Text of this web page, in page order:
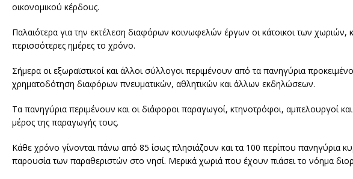
οικονομικού κέρδους.
Παλαιότερα για την εκτέλεση διαφόρων κοινωφελών έργων οι κάτοικοι των
περισσότερες ημέρες το χρόνο.
Σήμερα οι εξωραϊστικοί και άλλοι σύλλογοι περιμένουν από τα πανηγύρια
χρηματοδότηση διαφόρων πνευματικών, αθλητικών και άλλων εκδηλώσεων.
Τα πανηγύρια περιμένουν και οι διάφοροι παραγωγοί, κτηνοτρόφοι, αμπελουργοί
μέρος της παραγωγής τους.
Κάθε χρόνο γίνονται πάνω από 85 ίσως πλησιάζουν και τα 100 περίπου πανηγύρια
παρουσία των παραθεριστών στο νησί. Μερικά χωριά που έχουν πιάσει το νόημα